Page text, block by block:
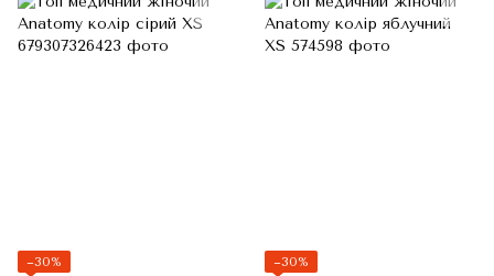
−30% −30%